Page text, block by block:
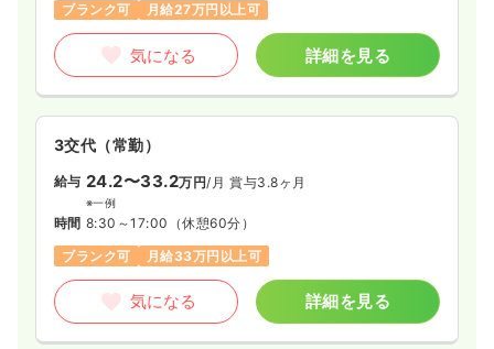
ブランク可
月給27万円以上可
気になる 詳細を見る
3交代（常勤）
給与 24.2〜33.2万円/月 賞与3.8ヶ月
※一例
時間 8:30～17:00 （休憩60分）
ブランク可
月給33万円以上可
気になる 詳細を見る